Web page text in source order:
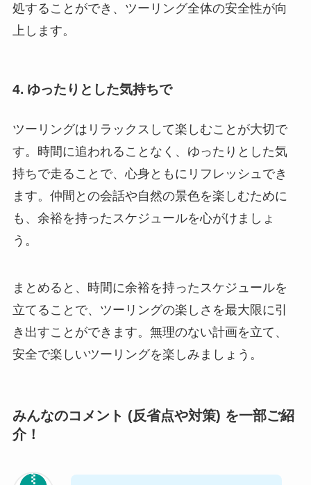
処することができ、ツーリング全体の安全性が向
上します。
4. ゆったりとした気持ちで
ツーリングはリラックスして楽しむことが大切で
す。時間に追われることなく、ゆったりとした気
持ちで走ることで、心身ともにリフレッシュでき
ます。仲間との会話や自然の景色を楽しむために
も、余裕を持ったスケジュールを心がけましょ
う。
まとめると、時間に余裕を持ったスケジュールを
立てることで、ツーリングの楽しさを最大限に引
き出すことができます。無理のない計画を立て、
安全で楽しいツーリングを楽しみましょう。
みんなのコメント (反省点や対策) を一部ご紹
介！